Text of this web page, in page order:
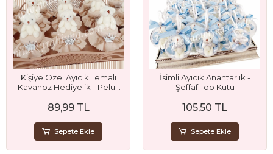
Kişiye Özel Ayıcık Temalı
Kavanoz Hediyelik - Peluş
Pleksi İsimli
89,99 TL
Sepete Ekle
İsimli Ayıcık Anahtarlık -
Şeffaf Top Kutu
105,50 TL
Sepete Ekle